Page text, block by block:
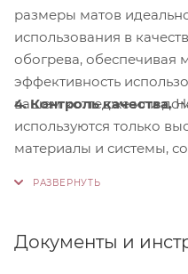
размеры матов
использования в
обогрева, обеспечивая
эффективность
вашем коттедже или
4. Контроль качества.
используются только
материалы и системы,
Документы и